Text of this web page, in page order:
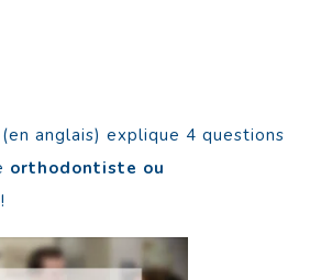
anglais) explique 4 questions
orthodontiste ou
!